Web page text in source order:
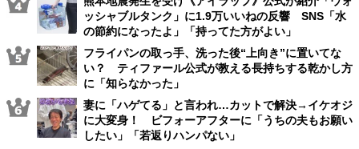
ッシャブルタンク」に1.9万いいねの反響 SNS「水
の節約になったよ」「持ってた方がよい」
フライパンの取っ手、洗った後“上向き”に置いてな
い？ ティファール公式が教える長持ちする乾かし方
に「知らなかった」
妻に「ハゲてる」と言われ…カットで解決→イケオジ
に大変身！ ビフォーアフターに「うちの夫もお願い
したい」「若返りハンパない」